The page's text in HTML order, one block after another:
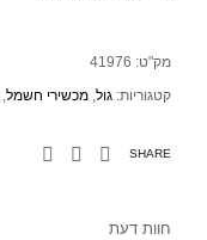
מק"ט: 41976
קטגוריות: גול, מכשירי חשמל,
SHARE
חוות דעת